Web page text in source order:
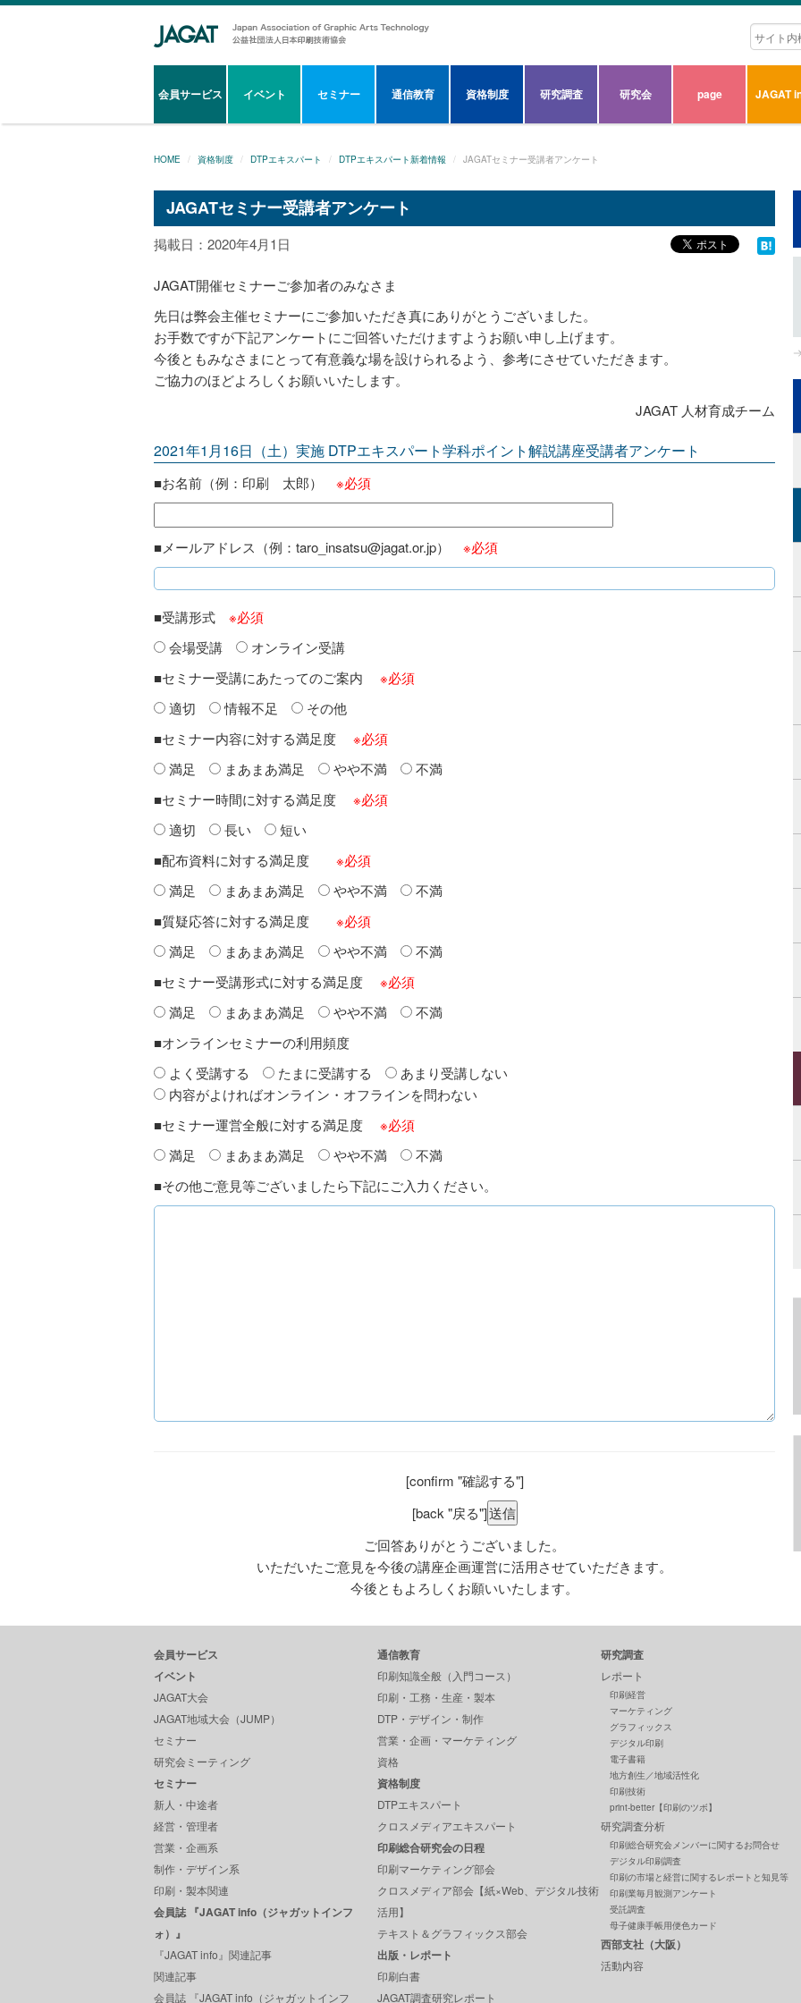
会員サービス イベント セミナー 通信教育 資格制度 研究調査 研究会 page JAGAT
HOME 資格制度 DTPエキスパート DTPエキスパート新着情報 JAGATセミナー受講者アンケート
JAGATセミナー受講者アンケート
掲載日：2020年4月1日
JAGAT開催セミナーご参加者のみなさま
先日は弊会主催セミナーにご参加いただき真にありがとうございました。
お手数ですが下記アンケートにご回答いただけますようお願い申し上げます。
今後ともみなさまにとって有意義な場を設けられるよう、参考にさせていただきます。
ご協力のほどよろしくお願いいたします。
JAGAT 人材育成チーム
2021年1月16日（土）実施 DTPエキスパート学科ポイント解説講座受講者アンケート
■お名前（例：印刷 太郎） ※必須
■メールアドレス（例：taro_insatsu@jagat.or.jp） ※必須
■受講形式 ※必須
会場受講
オンライン受講
■セミナー受講にあたってのご案内 ※必須
適切
情報不足
その他
■セミナー内容に対する満足度 ※必須
満足
まあまあ満足 やや不満
不満
■セミナー時間に対する満足度 ※必須
適切
長い
短い
■配布資料に対する満足度 ※必須
満足
まあまあ満足 やや不満
不満
■質疑応答に対する満足度 ※必須
満足
まあまあ満足 やや不満
不満
■セミナー受講形式に対する満足度 ※必須
満足
まあまあ満足 やや不満
不満
■オンラインセミナーの利用頻度
よく受講する
たまに受講する
あまり受講しない
内容がよければオンライン・オフラインを問わない
■セミナー運営全般に対する満足度 ※必須
満足
まあまあ満足 やや不満
不満
■その他ご意見等ございましたら下記にご入力ください。
[confirm "確認する"]
[back "戻る"]
ご回答ありがとうございました。
いただいたご意見を今後の講座企画運営に活用させていただきます。
今後ともよろしくお願いいたします。
会員サービス
イベント
JAGAT大会
JAGAT地域大会（JUMP）
セミナー
研究会ミーティング
セミナー
新人・中途者
経営・管理者
営業・企画系
制作・デザイン系
印刷・製本関連
会員誌 『JAGAT info（ジャガットインフ
ォ）』
『JAGAT info』関連記事
関連記事
会員誌 『JAGAT info（ジャガットインフ
通信教育
印刷知識全般（入門コース）
印刷・工務・生産・製本
DTP・デザイン・制作
営業・企画・マーケティング
資格
資格制度
DTPエキスパート
クロスメディアエキスパート
印刷総合研究会の日程
印刷マーケティング部会
クロスメディア部会【紙×Web、デジタル技術
活用】
テキスト＆グラフィックス部会
出版・レポート
印刷白書
JAGAT調査研究レポート
研究調査
レポート
印刷経営
マーケティング
グラフィックス
デジタル印刷
電子書籍
地方創生／地域活性化
印刷技術
print-better【印刷のツボ】
研究調査分析
印刷総合研究会メンバーに関するお問合せ
デジタル印刷調査
印刷の市場と経営に関するレポートと知見等
印刷業毎月観測アンケート
受託調査
母子健康手帳用便色カード
西部支社（大阪）
活動内容